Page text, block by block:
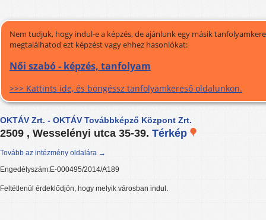
Nem tudjuk, hogy indul-e a képzés, de ajánlunk egy másik
megtalálhatod ezt képzést vagy ehhez hasonlókat:
Női szabó - képzés, tanfolyam
>>> Kattints ide, és böngéssz tanfolyamkereső oldalunkon.
OKTÁV Zrt. - OKTÁV Továbbképző Központ Zrt.
2509 , Wesselényi utca 35-39. Térkép
Tovább az intézmény oldalára →
Engedélyszám:E-000495/2014/A189
Feltétlenül érdeklődjön, hogy melyik városban indul.